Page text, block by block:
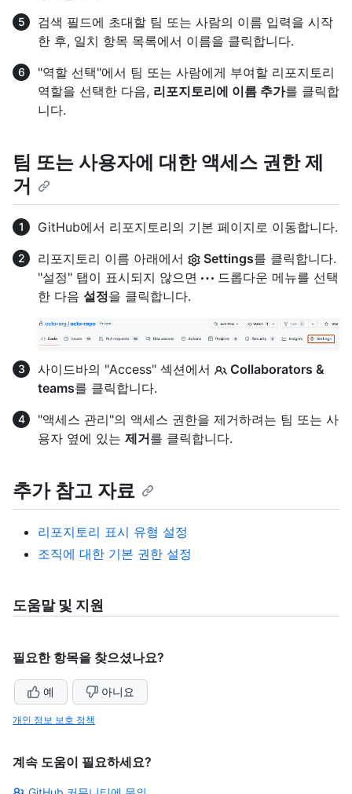
검색 필드에 초대할 팀 또는 사람의 이름 입력을 시작
한 후, 일치 항목 목록에서 이름을 클릭합니다.
"역할 선택"에서 팀 또는 사람에게 부여할 리포지토리
역할을 선택한 다음, 리포지토리에 이름 추가를 클릭합
니다.
팀 또는 사용자에 대한 액세스 권한 제
거
GitHub에서 리포지토리의 기본 페이지로 이동합니다.
리포지토리 이름 아래에서
Settings를 클릭합니다.
"설정" 탭이 표시되지 않으면
드롭다운 메뉴를 선택
한 다음 설정을 클릭합니다.
사이드바의 "Access" 섹션에서
Collaborators &
teams를 클릭합니다.
"액세스 관리"의 액세스 권한을 제거하려는 팀 또는 사
용자 옆에 있는 제거를 클릭합니다.
추가 참고 자료
리포지토리 표시 유형 설정
조직에 대한 기본 권한 설정
도움말 및 지원
필요한 항목을 찾으셨나요?
예 아니요
개인 정보 보호 정책
계속 도움이 필요하세요?